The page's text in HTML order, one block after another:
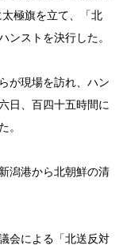
極旗を立て、「北
ンストを決行した。
が現場を訪れ、ハン
日、百四十五時間に
。
潟港から北朝鮮の清
会による「北送反対